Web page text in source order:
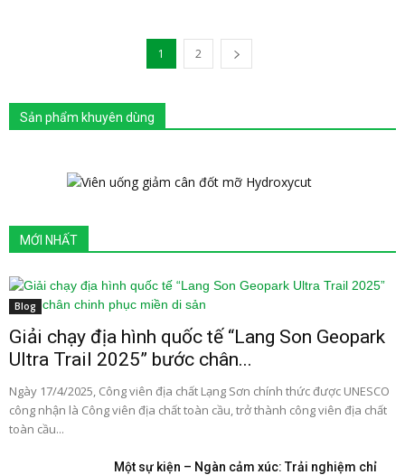
1 2
Sản phẩm khuyên dùng
MỚI NHẤT
Blog
Giải chạy địa hình quốc tế “Lang Son Geopark
Ultra Trail 2025” bước chân...
Ngày 17/4/2025, Công viên địa chất Lạng Sơn chính thức được UNESCO
công nhận là Công viên địa chất toàn cầu, trở thành công viên địa chất
toàn cầu...
Một sự kiện – Ngàn cảm xúc: Trải nghiệm chỉ